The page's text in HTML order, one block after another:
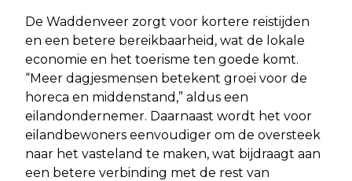
De Waddenveer zorgt voor kortere reistijden
en een betere bereikbaarheid, wat de lokale
economie en het toerisme ten goede komt.
“Meer dagjesmensen betekent groei voor de
horeca en middenstand,” aldus een
eilandondernemer. Daarnaast wordt het voor
eilandbewoners eenvoudiger om de oversteek
naar het vasteland te maken, wat bijdraagt aan
een betere verbinding met de rest van